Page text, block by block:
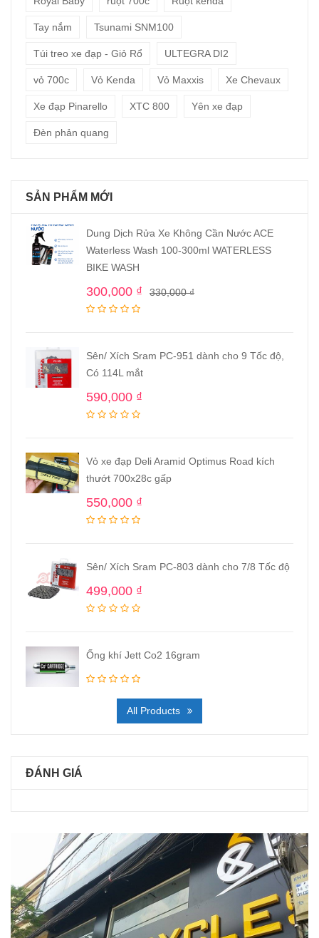
Tay nắm Tsunami SNM100
Túi treo xe đạp - Giỏ Rổ ULTEGRA DI2
vỏ 700c Vỏ Kenda Vỏ Maxxis Xe Chevaux
Xe đạp Pinarello XTC 800 Yên xe đạp
Đèn phản quang
SẢN PHẨM MỚI
Dung Dịch Rửa Xe Không Cần Nước ACE
Waterless Wash 100-300ml WATERLESS
BIKE WASH
330,000₫
300,000 ₫
Sên/ Xích Sram PC-951 dành cho 9 Tốc độ,
Có 114L mắt
590,000 ₫
Vỏ xe đạp Deli Aramid Optimus Road kích
thướt 700x28c gấp
550,000 ₫
Sên/ Xích Sram PC-803 dành cho 7/8 Tốc độ
499,000 ₫
Ống khí Jett Co2 16gram
All Products
ĐÁNH GIÁ